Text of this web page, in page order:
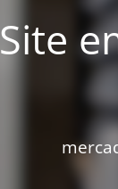
Site